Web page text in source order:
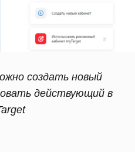
создать новый
действующий в